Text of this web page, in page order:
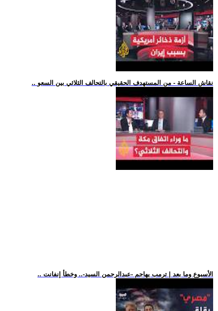
.. نقاش الساعة - من المستهدف الحقيقي بالتحالف الثلاثي بين السعو
.. الأسبوع وما بعد | ترمب يهاجم -عبدالرحمن السيد-.. وخطأ إنفانت